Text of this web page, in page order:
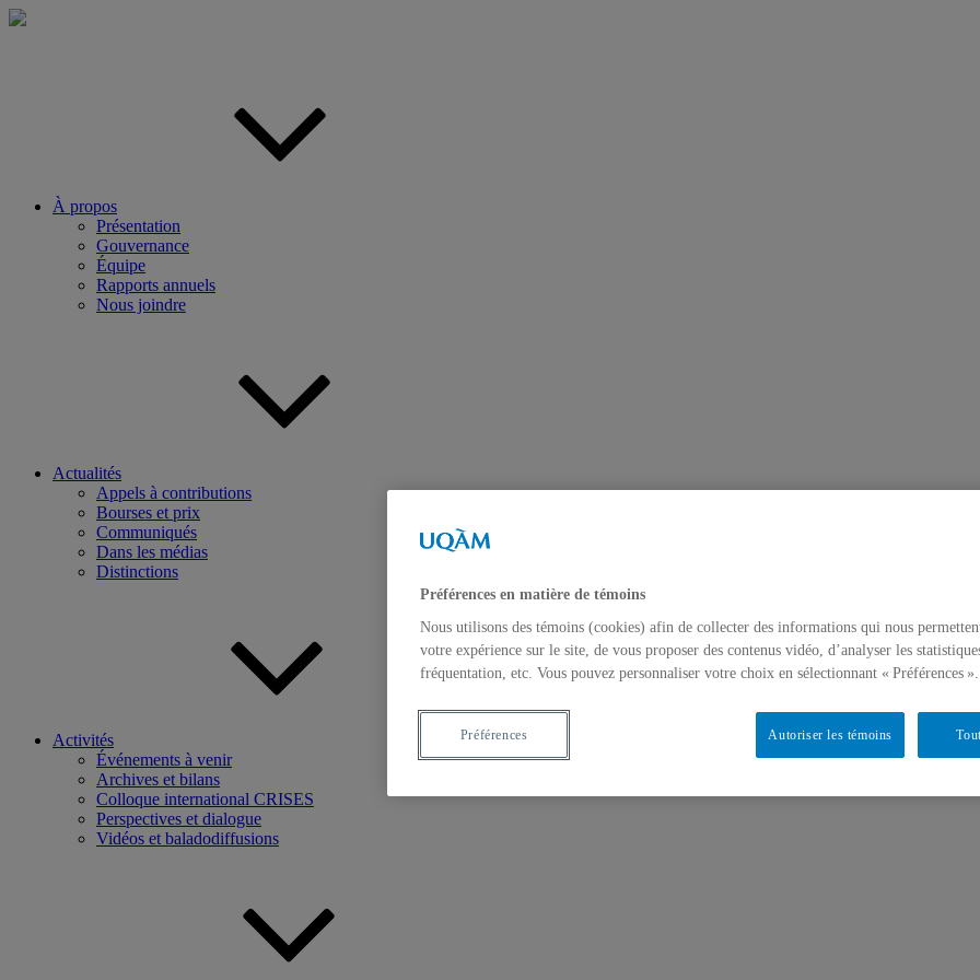
Aller
À propos
Présentation
Gouvernance
Équipe
Rapports annuels
Nous joindre
Actualités
Appels à contributions
Bourses et prix
Communiqués
Dans les médias
Distinctions
Activités
Événements à venir
Archives et bilans
Colloque international CRISES
Perspectives et dialogue
Vidéos et baladodiffusions
Préférences en matière de témoins
Nous utilisons des témoins (cookies) afin de collecter des informations qui nous
votre expérience sur le site, de vous proposer des contenus vidéo, d’analyser les
fréquentation, etc. Vous pouvez personnaliser votre choix en sélectionnant « Préférences ».
Autoriser les témoins
Préférences